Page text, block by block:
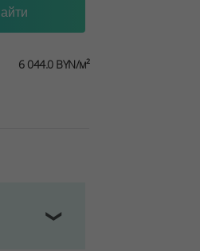
6 044.0 BYN/м²
❯